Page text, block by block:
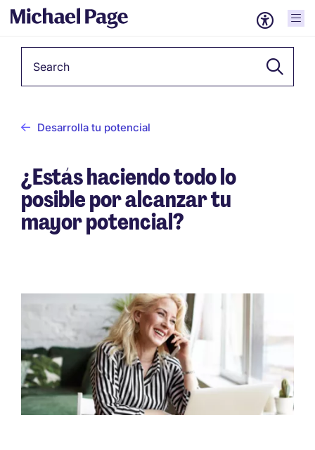
Desarrolla tu potencial
¿Estás haciendo todo lo
posible por alcanzar tu
mayor potencial?